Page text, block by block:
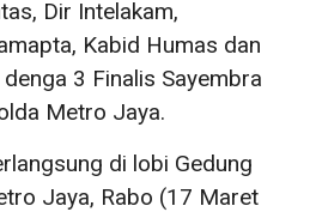
Dir Intelakam,
Kabid Humas dan
3 Finalis Sayembra
Metro Jaya.
di lobi Gedung
Jaya, Rabo (17 Maret